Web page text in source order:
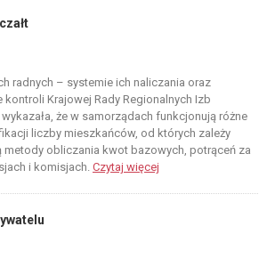
radnych – systemie ich naliczania oraz
kontroli Krajowej Rady Regionalnych Izb
że w samorządach funkcjonują różne
liczby mieszkańców, od których zależy
metody obliczania kwot bazowych, potrąceń za
i komisjach. Czytaj więcej